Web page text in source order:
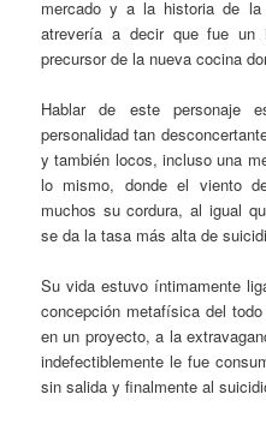
mercado y a la historia de
atrevería a decir que fue
precursor de la nueva cocina
Hablar de este personaje
personalidad tan
y también locos, incluso una
lo mismo, donde el viento
muchos su cordura, al igual
se da la tasa más alta de
Su vida estuvo íntimamente
concepción metafísica del
en un proyecto, a la
indefectiblemente le fue
sin salida y finalmente al